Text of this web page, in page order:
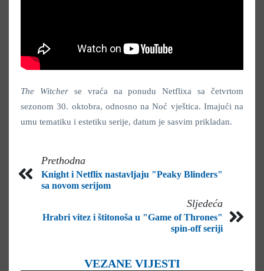
The Witcher se vraća na ponudu Netflixa sa četvrtom
sezonom 30. oktobra, odnosno na Noć vještica. Imajući na
umu tematiku i estetiku serije, datum je sasvim prikladan.
Prethodna
Knight i Netflix nastavljaju "Peaky Blinders"
sa novom serijom
Sljedeća
Hrabri vitez i štitonoša u "Game of Thrones"
spin-off seriji
VEZANE VIJESTI